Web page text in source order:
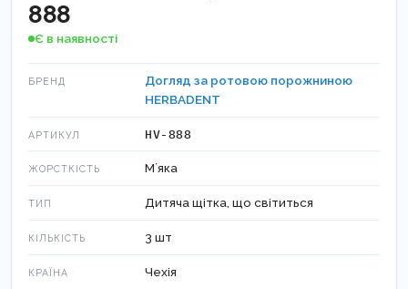
888
Є в наявності
БРЕНД
Догляд за ротовою порожниною
HERBADENT
АРТИКУЛ HV-888
ЖОРСТКІСТЬ Мʼяка
ТИП Дитяча щітка, що світиться
КІЛЬКІСТЬ 3 шт
КРАЇНА Чехія